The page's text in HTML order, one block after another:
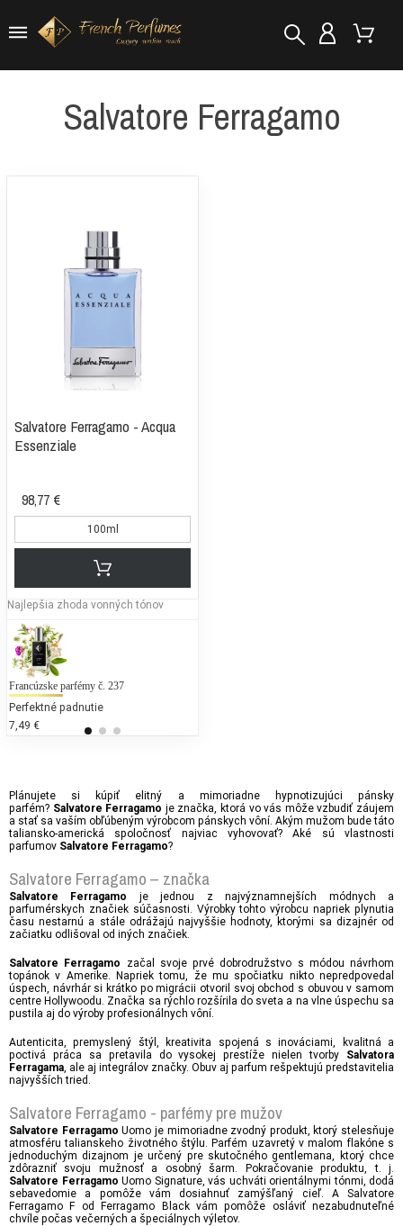
Salvatore Ferragamo
Salvatore Ferragamo - Acqua
Essenziale
98,77 €
100ml
Najlepšia zhoda vonných tónov
Francúzske parfémy č. 237
Perfektné padnutie
7,49 €
Plánujete si kúpiť elitný a mimoriadne hypnotizujúci pánsky
parfém? Salvatore Ferragamo je značka, ktorá vo vás môže vzbudiť záujem
a stať sa vaším obľúbeným výrobcom pánskych vôní. Akým mužom bude táto
taliansko-americká spoločnosť najviac vyhovovať? Aké sú vlastnosti
parfumov Salvatore Ferragamo?
Salvatore Ferragamo – značka
Salvatore Ferragamo
je jednou z najvýznamnejších módnych a
parfumérskych značiek súčasnosti. Výrobky tohto výrobcu napriek plynutia
času nestarnú a stále odrážajú najvyššie hodnoty, ktorými sa dizajnér od
začiatku odlišoval od iných značiek.
Salvatore Ferragamo
začal svoje prvé dobrodružstvo s módou návrhom
topánok v Amerike. Napriek tomu, že mu spočiatku nikto nepredpovedal
úspech, návrhár si krátko po migrácii otvoril svoj obchod s obuvou v samom
centre Hollywoodu. Značka sa rýchlo rozšírila do sveta a na vlne úspechu sa
pustila aj do výroby profesionálnych vôní.
Autenticita, premyslený štýl, kreativita spojená s inováciami, kvalitná a
poctivá práca sa pretavila do vysokej prestíže nielen tvorby
Salvatora
Ferragama , ale aj integrálov značky. Obuv aj parfum rešpektujú predstavitelia
najvyšších tried.
Salvatore Ferragamo - parfémy pre mužov
Salvatore Ferragamo Uomo je mimoriadne zvodný produkt, ktorý stelesňuje
atmosféru talianskeho životného štýlu. Parfém uzavretý v malom flakóne s
jednoduchým dizajnom je určený pre skutočného gentlemana, ktorý chce
zdôrazniť svoju mužnosť a osobný šarm. Pokračovanie produktu, t. j.
Salvatore Ferragamo Uomo Signature, vás uchváti orientálnymi tónmi, dodá
sebavedomie a pomôže vám dosiahnuť zamýšľaný cieľ. A Salvatore
Ferragamo F od Ferragamo Black vám pomôže osláviť nezabudnuteľné
chvíle počas večerných a špeciálnych výletov.